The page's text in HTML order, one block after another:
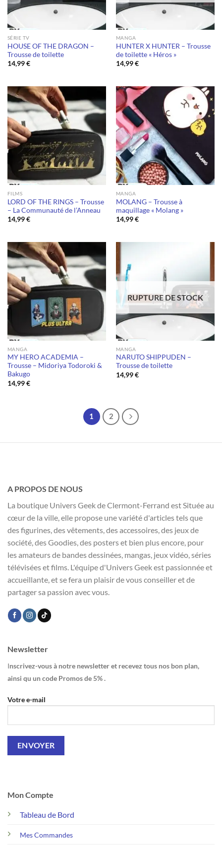
SÉRIE TV
HOUSE OF THE DRAGON –
Trousse de toilette
14,99€
MANGA
HUNTER X HUNTER – Trousse
de toilette « Héros »
14,99€
FILMS
LORD OF THE RINGS – Trousse
– La Communauté de l’Anneau
14,99€
MANGA
MOLANG – Trousse à
maquillage « Molang »
14,99€
MANGA
MY HERO ACADEMIA –
Trousse – Midoriya Todoroki &
Bakugo
14,99€
RUPTURE DE STOCK
MANGA
NARUTO SHIPPUDEN –
Trousse de toilette
14,99€
1 2
A PROPOS DE NOUS
La boutique Univers Geek de Clermont-Ferrand est Située au
cœur de la ville, elle propose une variété d'articles tels que
des figurines, des vêtements, des accessoires, des jeux de
société, des Goodies, des posters et bien plus encore, pour
les amateurs de bandes dessinées, mangas, jeux vidéo, séries
télévisées et films. L'équipe d'Univers Geek est passionnée et
accueillante, et se fera un plaisir de vous conseiller et de
partager sa passion avec vous.
Mon Compte
Tableau de Bord
Mes Commandes
Newsletter
Inscrivez-vous à notre newsletter et recevez tous nos bon plan,
ainsi qu un code Promos de 5% .
Votre e-mail